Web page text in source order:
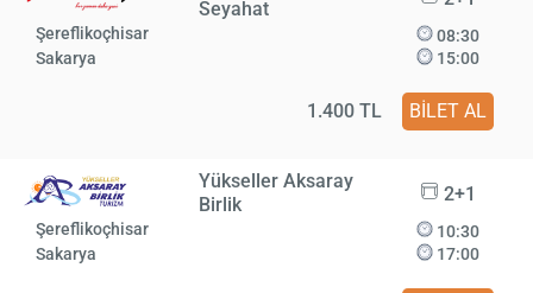
Seyahat
Şereflikoçhisar
Sakarya
08:30
15:00
1.400 TL BİLET AL
Yükseller Aksaray
Birlik
2+1
Şereflikoçhisar
Sakarya
10:30
17:00